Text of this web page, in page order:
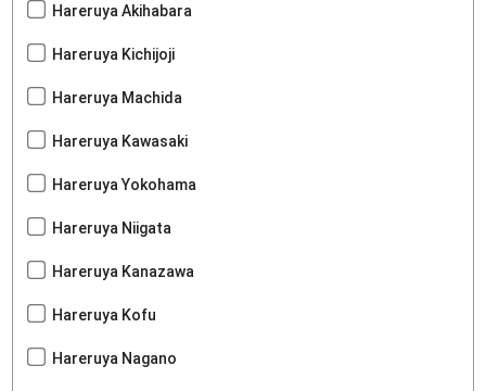
Hareruya Akihabara
Hareruya Kichijoji
Hareruya Machida
Hareruya Kawasaki
Hareruya Yokohama
Hareruya Niigata
Hareruya Kanazawa
Hareruya Kofu
Hareruya Nagano